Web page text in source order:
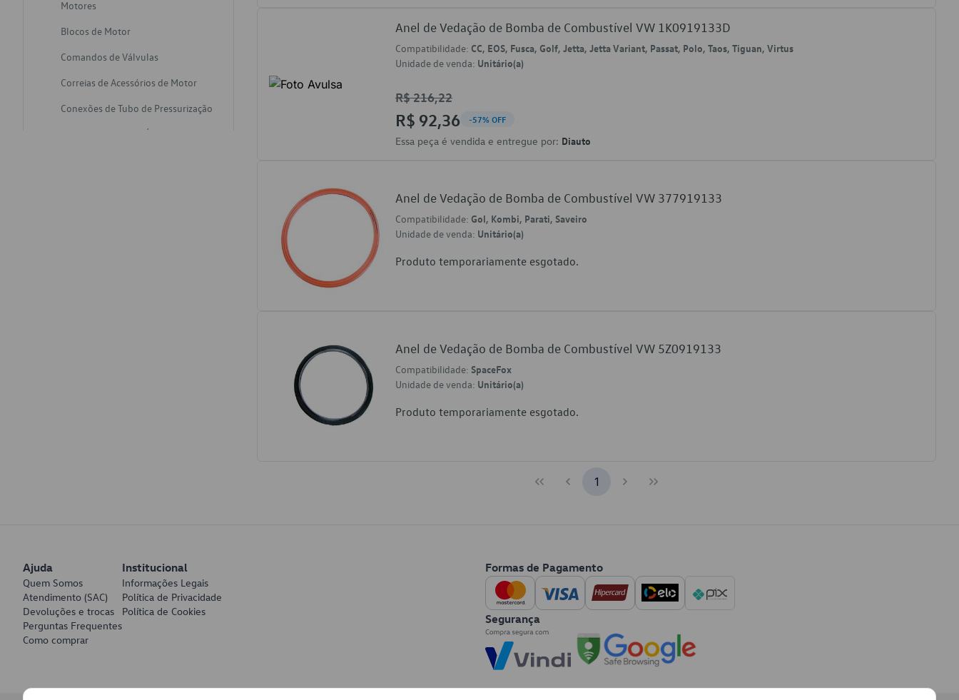
Motores
Blocos de Motor
Comandos de Válvulas
Correias de Acessórios de Motor
Conexões de Tubo de Pressurização
Varetas de Nivel de Óleo
Alças de Segurança de Teto
Revestimentos de Porta
Fechos de Cinto de Segurança
Porta-objetos
Anel de Vedação de Bomba de Combustível VW 1K0919133D
Compatibilidade: CC, EOS, Fusca, Golf, Jetta, Jetta Variant, Passat, Polo, Taos, Tiguan, Virtus
Unidade de venda: Unitário(a)
R$ 216,22
R$ 92,36 -57% OFF
Essa peça é vendida e entregue por: Diauto
Anel de Vedação de Bomba de Combustível VW 377919133
Compatibilidade: Gol, Kombi, Parati, Saveiro
Unidade de venda: Unitário(a)
Produto temporariamente esgotado.
Anel de Vedação de Bomba de Combustível VW 5Z0919133
Compatibilidade: SpaceFox
Unidade de venda: Unitário(a)
Produto temporariamente esgotado.
1
Ajuda
Quem Somos
Atendimento (SAC)
Devoluções e trocas
Perguntas Frequentes
Como comprar
Institucional
Informações Legais
Política de Privacidade
Política de Cookies
Formas de Pagamento
Segurança